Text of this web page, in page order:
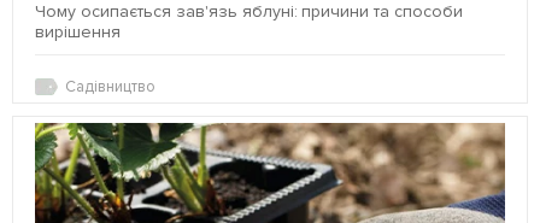
Чому осипається зав'язь яблуні: причини та способи
вирішення
Садівництво